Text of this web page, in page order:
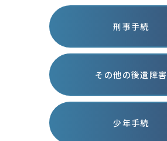
刑事手続
その他の後遺障害
少年手続